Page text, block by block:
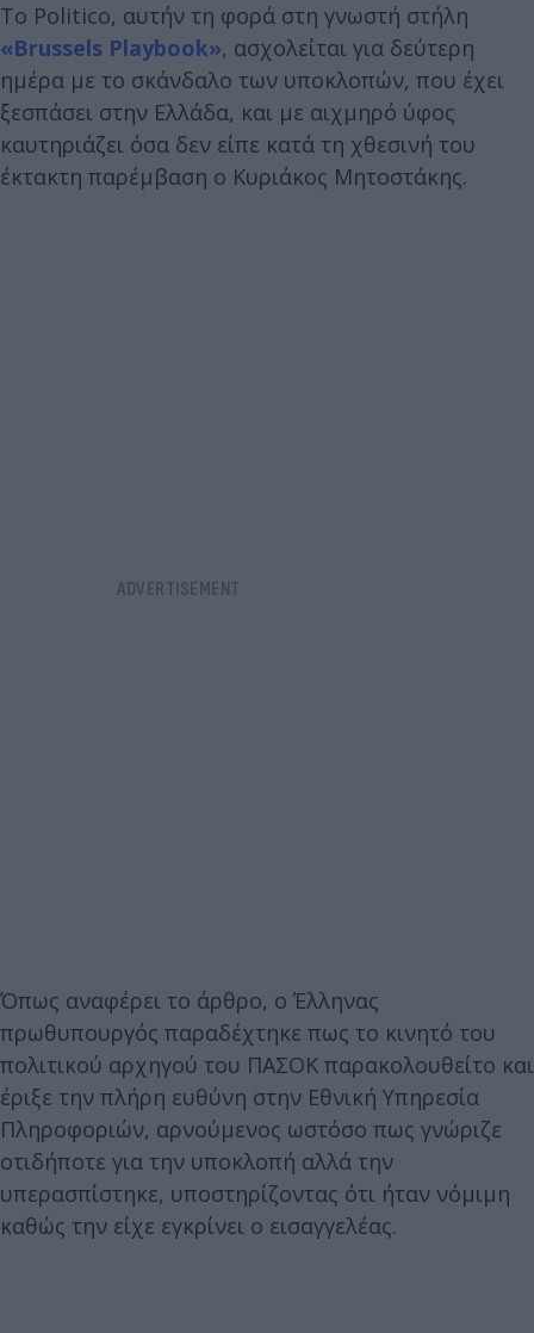
Το Politico, αυτήν τη φορά στη γνωστή στήλη
«Brussels Playbook», ασχολείται για δεύτερη
ημέρα με το σκάνδαλο των υποκλοπών, που έχει
ξεσπάσει στην Ελλάδα, και με αιχμηρό ύφος
καυτηριάζει όσα δεν είπε κατά τη χθεσινή του
έκτακτη παρέμβαση ο Κυριάκος Μητοστάκης.
Όπως αναφέρει το άρθρο, ο Έλληνας
πρωθυπουργός παραδέχτηκε πως το κινητό του
πολιτικού αρχηγού του ΠΑΣΟΚ παρακολουθείτο και
έριξε την πλήρη ευθύνη στην Εθνική Υπηρεσία
Πληροφοριών, αρνούμενος ωστόσο πως γνώριζε
οτιδήποτε για την υποκλοπή αλλά την
υπερασπίστηκε, υποστηρίζοντας ότι ήταν νόμιμη
καθώς την είχε εγκρίνει ο εισαγγελέας.